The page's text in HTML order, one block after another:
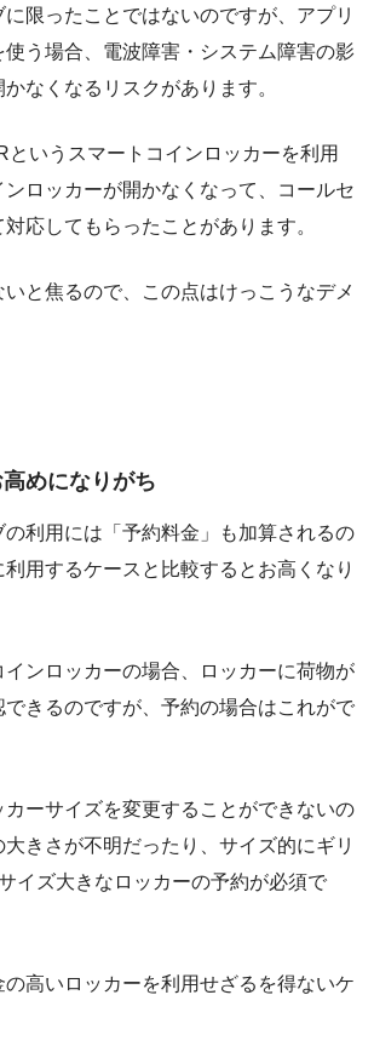
限ったことではないのですが、アプリ
う場合、電波障害・システム障害の影
なくなるリスクがあります。
というスマートコインロッカーを利用
ンロッカーが開かなくなって、コールセ
応してもらったことがあります。
いと焦るので、この点はけっこうなデメ
高めになりがち
の利用には「予約料金」も加算されるの
用するケースと比較するとお高くなり
インロッカーの場合、ロッカーに荷物が
できるのですが、予約の場合はこれがで
ーサイズを変更することができないの
きさが不明だったり、サイズ的にギリ
イズ大きなロッカーの予約が必須で
高いロッカーを利用せざるを得ないケ